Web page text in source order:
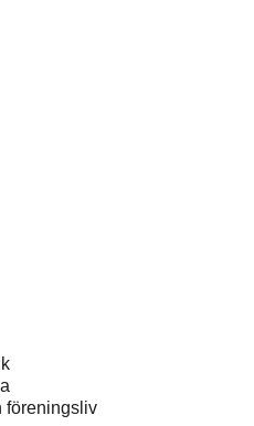
föreningsliv